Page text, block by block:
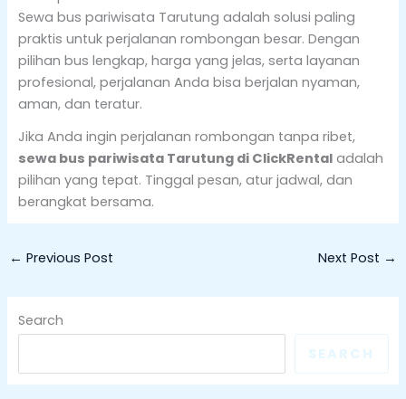
Sewa bus pariwisata Tarutung adalah solusi paling
praktis untuk perjalanan rombongan besar. Dengan
pilihan bus lengkap, harga yang jelas, serta layanan
profesional, perjalanan Anda bisa berjalan nyaman,
aman, dan teratur.
Jika Anda ingin perjalanan rombongan tanpa ribet,
sewa bus pariwisata Tarutung di ClickRentaladalah
pilihan yang tepat. Tinggal pesan, atur jadwal, dan
berangkat bersama.
← Previous Post Next Post →
Search
SEARCH